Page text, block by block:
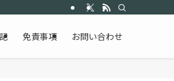
免責事項 お問い合わせ